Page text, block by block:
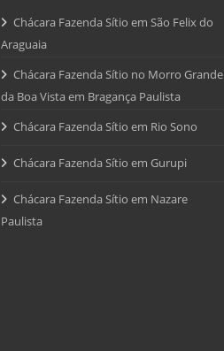
Chácara Fazenda Sítio em São Felix do
Araguaia
Chácara Fazenda Sítio no Morro Grande
da Boa Vista em Bragança Paulista
Chácara Fazenda Sítio em Rio Sono
Chácara Fazenda Sítio em Gurupi
Chácara Fazenda Sítio em Nazare
Paulista